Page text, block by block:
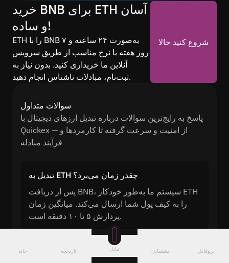
خرید BNB برای ETH آسان
و ساده!
ETH را با BNB به‌صورت ۲۴ ساعته و ۷
روز هفته با نرخ مناسب از طریق سرویس
آنلاین ما خریداری کنید. بدون نیاز به
ثبت‌نام، مبادلات ناشناس انجام دهید.
شروع کنید حالا
سوالات متداول
پاسخ به رایج‌ترین سوالات درباره تبدیل ارزهای دیجیتال با
Quickex — از امنیت و سرعت گرفته تا کارمزدها و
فرآیند مبادله
تبدیل به ETH چقدر زمان می‌برد؟
پس از دریافت BNB، سیستم ما به‌طور خودکار ETH
را به کیف پول شما ارسال می‌کند. میانگین زمان
پردازش ۵ تا ۱۰ دقیقه است.
آیا می‌توان BNB را بدون ثبت‌نام به ETH تبدیل کرد؟ خانه تاریخچه تبادل پشتیبانی پروفایل